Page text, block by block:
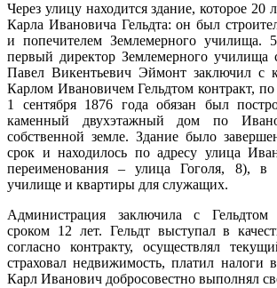
Через улицу находится здание, которое 20
Карла Ивановича Гельдта: он был
и попечителем Землемерного училища.
первый директор Землемерного училища
Павел Викентьевич Эймонт заключил с
Карлом Ивановичем Гельдтом контракт, по
1 сентября 1876 года обязан был
каменный двухэтажный дом по
собственной земле. Здание было
срок и находилось по адресу улица
переименования – улица Гоголя, 8), в
училище и квартиры для служащих.
Администрация заключила с Гельдтом
сроком 12 лет. Гельдт выступал в
согласно контракту, осуществлял
страховал недвижимость, платил налоги
Карл Иванович добросовестно выполнял